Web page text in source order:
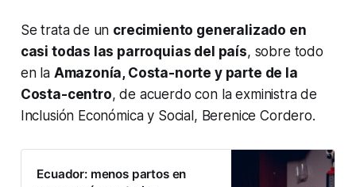
Se trata de un crecimiento generalizado en
casi todas las parroquias del país, sobre todo
en la Amazonía, Costa-norte y parte de la
Costa-centro, de acuerdo con la exministra de
Inclusión Económica y Social, Berenice Cordero.
Ecuador: menos partos en